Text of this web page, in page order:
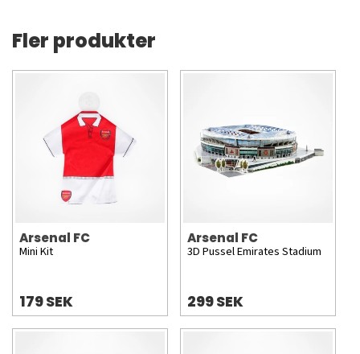
Fler produkter
Arsenal FC
Mini Kit
179 SEK
Arsenal FC
3D Pussel Emirates Stadium
299 SEK